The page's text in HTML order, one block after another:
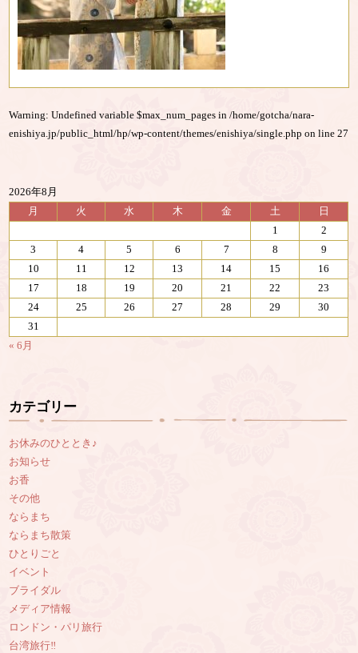
Warning: Undefined variable $max_num_pages in/home/gotcha/nara-
enishiya.jp/public_html/hp/wp-content/themes/enishiya/single.php on line27
2026年8月
月
火 水 木 金 土
日
1
2
3
4 5 6 7 8
9
10
11 12 13 14 15
16
17
18 19 20 21 22
23
24
25 26 27 28 29
30
31
« 6月
カテゴリー
お休みのひととき♪
お知らせ
お香
その他
ならまち
ならまち散策
ひとりごと
イベント
ブライダル
メディア情報
ロンドン・パリ旅行
台湾旅行‼︎